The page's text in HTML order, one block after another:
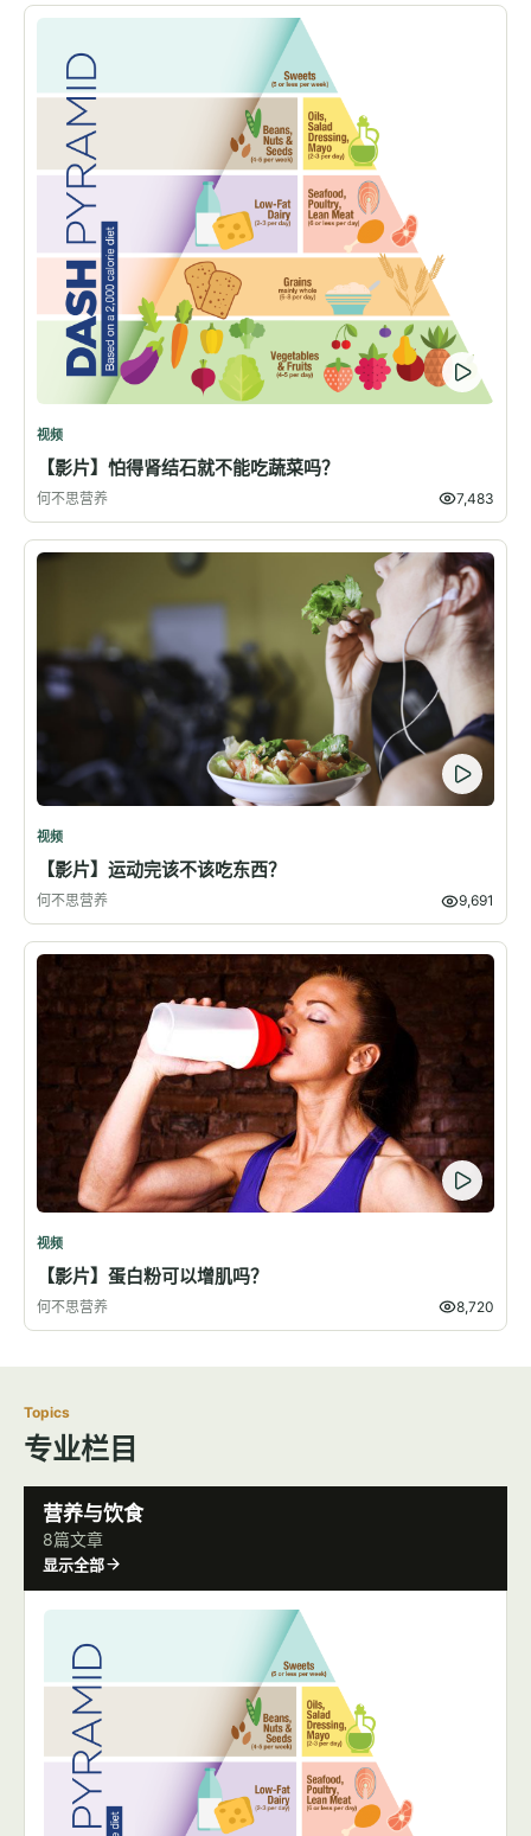
视频
【影片】怕得肾结石就不能吃蔬菜吗？
何不思营养 7,483
视频
【影片】运动完该不该吃东西？
何不思营养 9,691
视频
【影片】蛋白粉可以增肌吗？
何不思营养 8,720
Topics
专业栏目
营养与饮食
8篇文章
显示全部